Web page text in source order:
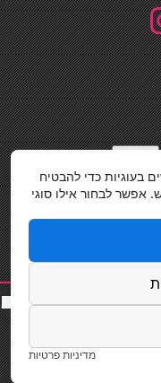
|תוספות שיער|שף פרטי|כ
סאות
בעוגיות כדי להבטיח
לבחור אילו סוגי
מדיניות פרטיות